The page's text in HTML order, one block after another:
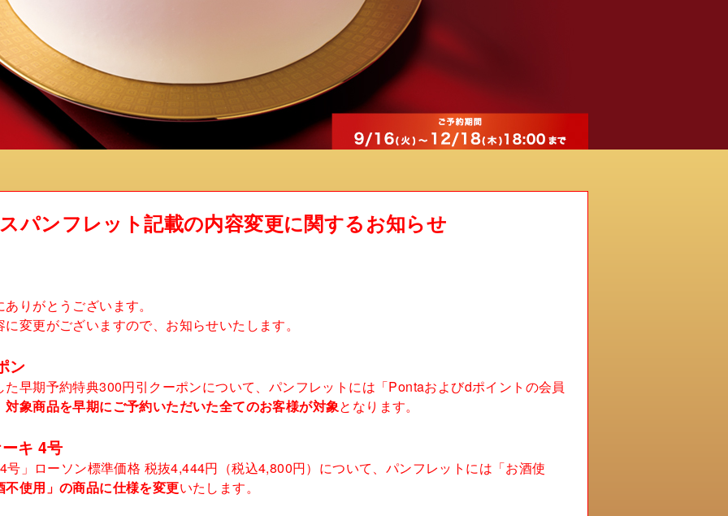
パンフレット記載の内容変更に関するお知らせ
りがとうございます。
変更がございますので、お知らせいたします。
ン
早期予約特典300円引クーポンについて、パンフレットには「Pontaおよびdポイントの会員
対象商品を早期にご予約いただいた全てのお客様が対象となります。
キ 4号
」ローソン標準価格 税抜4,444円（税込4,800円）について、パンフレットには「お酒使
不使用」の商品に仕様を変更いたします。